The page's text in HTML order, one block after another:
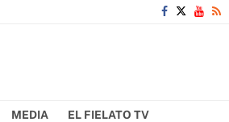
MEDIA EL FIELATO TV